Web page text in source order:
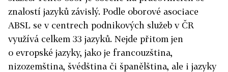
znalostí jazyků závislý. Podle oborové asociace
ABSL se v centrech podnikových služeb v ČR
využívá celkem 33 jazyků. Nejde přitom jen
o evropské jazyky, jako je francouzština,
nizozemština, švédština či španělština, ale i jazyky